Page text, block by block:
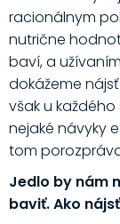
racionálnym
nutrične
baví, a
dokážeme
však u
nejaké návyky
tom
Jedlo by nám
baviť. Ako